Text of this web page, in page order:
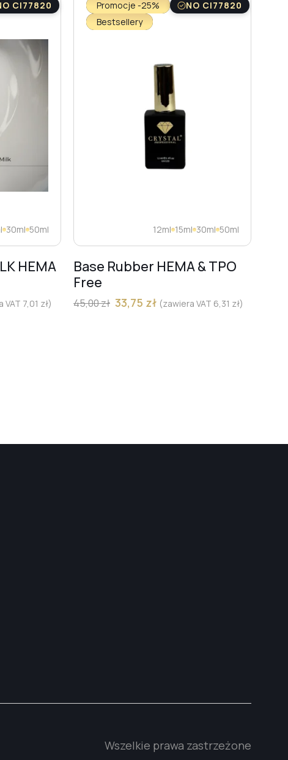
CI77820
30ml 50ml
HEMA
VAT 7,01 zł)
Promocje -25%
NO CI77820
Bestsellery
12ml 15ml 30ml 50ml
Base Rubber HEMA & TPO
Free
45,00zł 33,75 zł (zawiera VAT 6,31 zł)
Wszelkie prawa zastrzeżone